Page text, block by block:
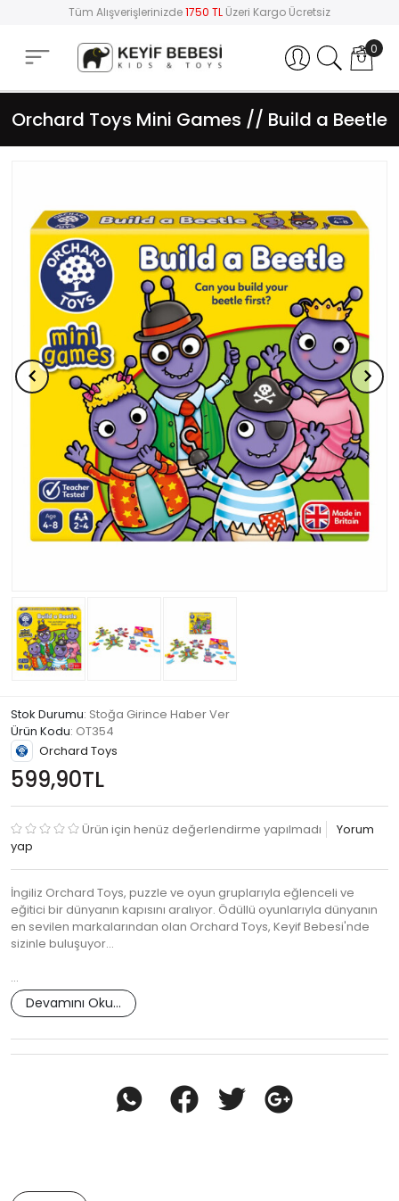
Tüm Alışverişlerinizde1750 TL Üzeri Kargo Ücretsiz
Hesabım 0
Orchard Toys Mini Games // Build a Beetle
Stok Durumu: Stoğa Girince Haber Ver
Ürün Kodu: OT354
Orchard Toys
599,90TL
Ürün için henüz değerlendirme yapılmadı
Yorum
yap
İngiliz Orchard Toys, puzzle ve oyun gruplarıyla eğlenceli ve
eğitici bir dünyanın kapısını aralıyor. Ödüllü oyunlarıyla dünyanın
en sevilen markalarından olan Orchard Toys, Keyif Bebesi'nde
sizinle buluşuyor...
…
Devamını Oku...